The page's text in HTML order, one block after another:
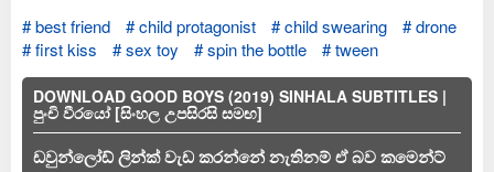
best friend
child protagonist child swearing
drone
first kiss
sex toy spin the bottle tween
DOWNLOAD GOOD BOYS (2019) SINHALA SUBTITLES |
පුංචි වීරයෝ [සිංහල උපසිරසි සමඟ]
ඩවුන්ලෝඩ් ලින්ක් වැඩ කරන්නේ නැතිනම් ඒ බව කමෙන්ට්